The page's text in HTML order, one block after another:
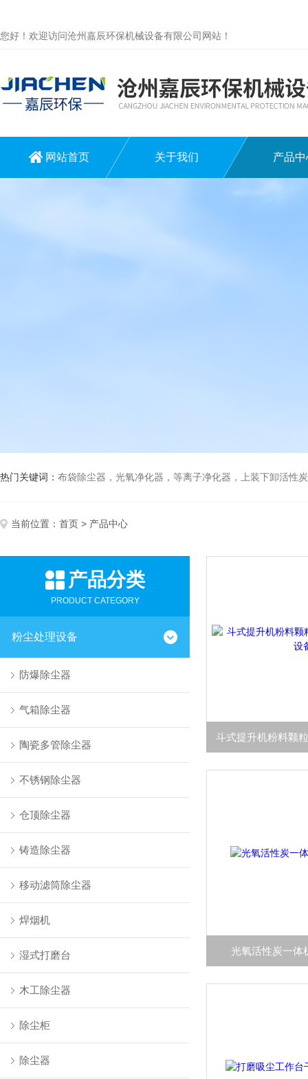
您好！欢迎访问沧州嘉辰环保机械设备有限公司网站！
网站首页 关于我们 产品中
热门关键词： 布袋除尘器，光氧净化器，等离子净化器，上装下卸活性炭吸附箱，打磨除尘
当前位置： 首页 > 产品中心
产品分类
PRODUCT CATEGORY
粉尘处理设备
防爆除尘器
气箱除尘器
陶瓷多管除尘器
不锈钢除尘器
仓顶除尘器
铸造除尘器
移动滤筒除尘器
焊烟机
湿式打磨台
木工除尘器
除尘柜
除尘器
光氧活性炭一体